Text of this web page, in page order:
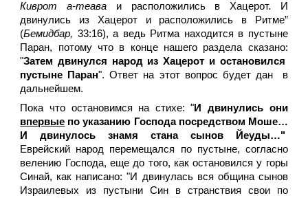
Киврот а-теава и расположились в Хацерот. И
двинулись из Хацерот и расположились в Ритме”
(Бемидбар, 33:16), а ведь Ритма находится в пустыне
Паран, потому что в конце нашего раздела сказано:
"Затем двинулся народ из Хацерот и остановился
пустыне Паран". Ответ на этот вопрос будет дан в
дальнейшем.
Пока что остановимся на стихе: "И двинулись они
впервые по указанию Господа посредством Моше…
И двинулось знамя стана сынов Йеуды…"
Еврейский народ перемещался по пустыне, согласно
велению Господа, еще до того, как остановился у горы
Синай, как написано: "И двинулась вся община сынов
Израилевых из пустыни Син в странствия свои по